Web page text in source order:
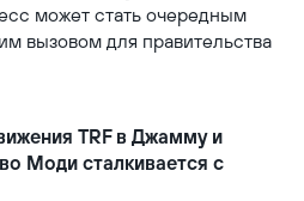
может стать очередным
вызовом для правительства
TRF в Джамму и
Моди сталкивается с